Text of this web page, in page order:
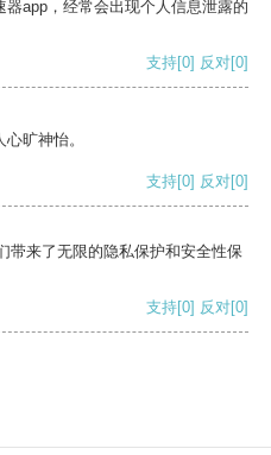
app，经常会出现个人信息泄露的
支持[0] 反对[0]
旷神怡。
支持[0] 反对[0]
带来了无限的隐私保护和安全性保
支持[0] 反对[0]